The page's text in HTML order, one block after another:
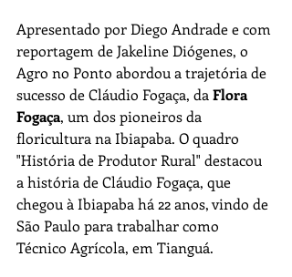
Apresentado por Diego Andrade e com
reportagem de Jakeline Diógenes, o
Agro no Ponto abordou a trajetória de
sucesso de Cláudio Fogaça, da Flora
Fogaça, um dos pioneiros da
floricultura na Ibiapaba. O quadro
"História de Produtor Rural" destacou
a história de Cláudio Fogaça, que
chegou à Ibiapaba há 22 anos, vindo de
São Paulo para trabalhar como
Técnico Agrícola, em Tianguá.